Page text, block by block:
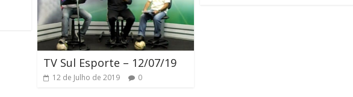
TV Sul Esporte – 12/07/19
12 de Julho de 2019 0